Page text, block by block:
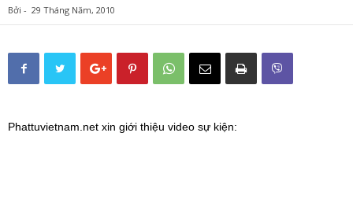
Bởi - 29 Tháng Năm, 2010
Phattuvietnam.net xin giới thiệu video sự kiện: